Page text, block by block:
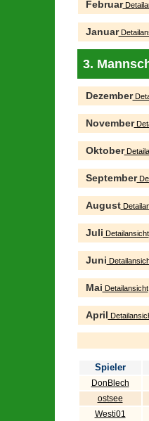
Februar
Januar
3.
Dezember
November
Oktober
September
August
Juli Detailansicht
Juni
Mai Detailansicht
April
Spieler
DonBlech
ostsee
Westi01